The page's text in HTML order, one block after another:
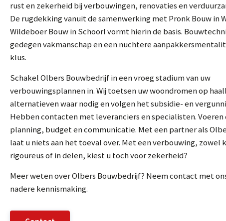
rust en zekerheid bij verbouwingen, renovaties en
De rugdekking vanuit de samenwerking met Pronk Bouw in
Wildeboer Bouw in Schoorl vormt hierin de basis.
gedegen vakmanschap en een nuchtere
klus.
Schakel Olbers Bouwbedrijf in een vroeg stadium van uw
verbouwingsplannen in. Wij toetsen uw woondromen op
alternatieven waar nodig en volgen het subsidie- en
Hebben contacten met leveranciers en specialisten. Voeren
planning, budget en communicatie. Met een partner als
laat u niets aan het toeval over. Met een verbouwing, zowel
rigoureus of in delen, kiest u toch voor zekerheid?
Meer weten over Olbers Bouwbedrijf? Neem contact met
nadere kennismaking.